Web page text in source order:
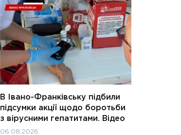
В Івано-Франківську підбили
підсумки акції щодо боротьби
з вірусними гепатитами. Відео
06.08.2026